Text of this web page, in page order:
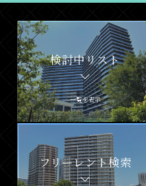
検討中リスト
一覧を表示
フリーレント検索